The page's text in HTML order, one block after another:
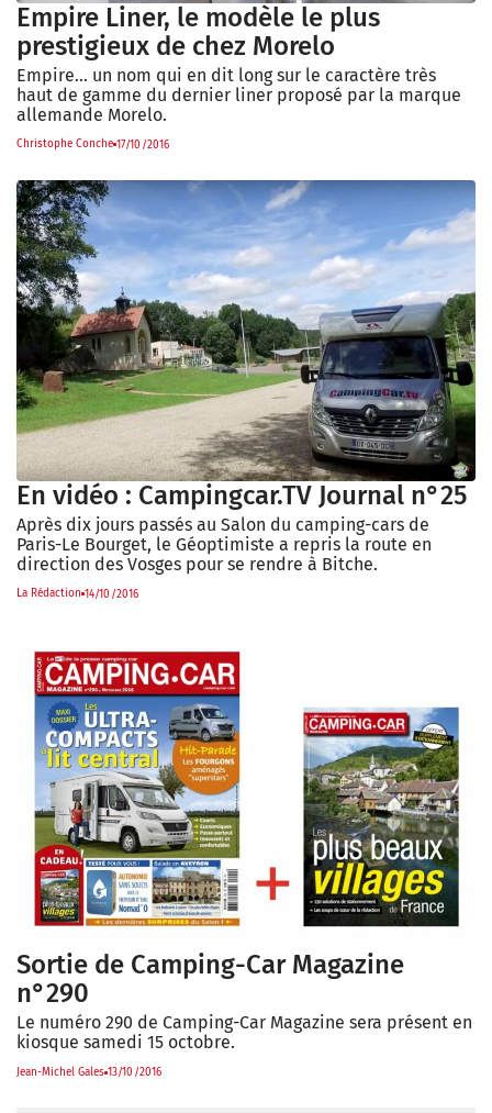
Empire Liner, le modèle le plus
prestigieux de chez Morelo
Empire… un nom qui en dit long sur le caractère très
haut de gamme du dernier liner proposé par la marque
allemande Morelo.
Christophe Conche 17/10/2016
En vidéo : Campingcar.TV Journal n°25
Après dix jours passés au Salon du camping-cars de
Paris-Le Bourget, le Géoptimiste a repris la route en
direction des Vosges pour se rendre à Bitche.
La Rédaction 14/10/2016
Sortie de Camping-Car Magazine
n°290
Le numéro 290 de Camping-Car Magazine sera présent en
kiosque samedi 15 octobre.
Jean-Michel Gales 13/10/2016